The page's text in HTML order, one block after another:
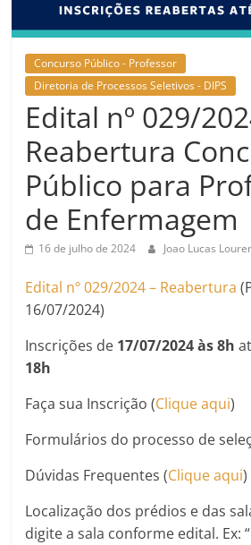
Concurso Público - Professor
Diretoria de Processos Seletivos - DIPS
Edital nº 029/
Reabertura
Público para
de Enfermagem
16 de julho de 2024 Joao Lucas
Edital nº 029/2024 – Reabertura
16/07/2024)
Inscrições de 17/07/2024 às 8h
18h
Faça sua Inscrição (Clique aqui)
Formulários do processo de
Dúvidas Frequentes (Clique aqui)
Localização dos prédios e das
digite a sala conforme edital. Ex: